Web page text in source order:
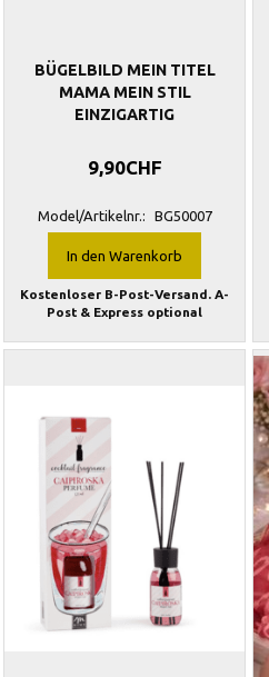
BÜGELBILD MEIN TITEL
MAMA MEIN STIL
EINZIGARTIG
9,90CHF
Model/Artikelnr.: BG50007
In den Warenkorb
Kostenloser B-Post-Versand. A-
Post & Express optional